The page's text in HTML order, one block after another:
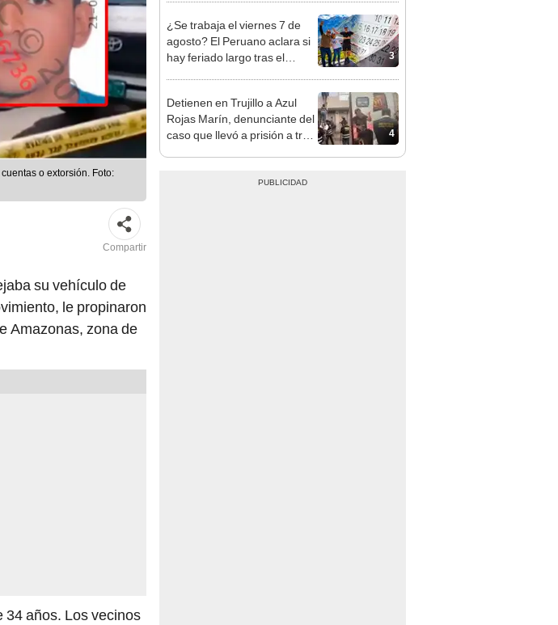
o extorsión. Foto:
Compartir
su vehículo de
le propinaron
Amazonas, zona de
34 años. Los vecinos
3
¿Se trabaja el viernes 7 de
agosto? El Peruano aclara si
hay feriado largo tras el
4
Detienen en Trujillo a Azul
Rojas Marín, denunciante del
caso que llevó a prisión a tres